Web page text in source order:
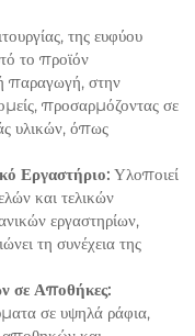
της ευφύου
το προϊόν
παραγωγή, στην
προσαρμόζοντας σε
υλικών, όπως
Εργαστήριο: Υλοποιεί
και τελικών
εργαστηρίων,
τη συνέχεια της
σε Αποθήκες:
σε υψηλά ράφια,